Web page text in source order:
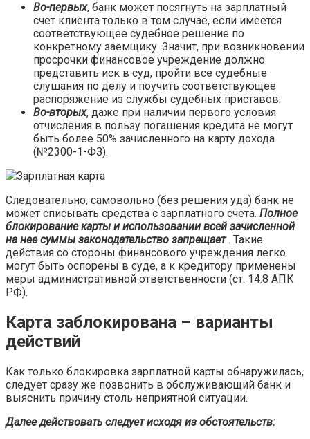
Во-первых, банк может посягнуть на зарплатный
счет клиента только в том случае, если имеется
соответствующее судебное решение по
конкретному заемщику. Значит, при возникновении
просрочки финансовое учреждение должно
представить иск в суд, пройти все судебные
слушания по делу и поучить соответствующее
распоряжение из службы судебных приставов.
Во-вторых, даже при наличии первого условия
отчисления в пользу погашения кредита не могут
быть более 50% зачисленного на карту дохода
(№2300-1-ФЗ).
Следовательно, самовольно (без решения уда) банк не
может списывать средства с зарплатного счета. Полное
блокирование карты и использовании всей зачисленной
на нее суммы законодательство запрещает. Такие
действия со стороны финансового учреждения легко
могут быть оспорены в суде, а к кредитору применены
меры административной ответственности (ст. 14.8 АПК
РФ).
Карта заблокирована – варианты
действий
Как только блокировка зарплатной карты обнаружилась,
следует сразу же позвонить в обслуживающий банк и
выяснить причину столь неприятной ситуации.
Далее действовать следует исходя из обстоятельств: